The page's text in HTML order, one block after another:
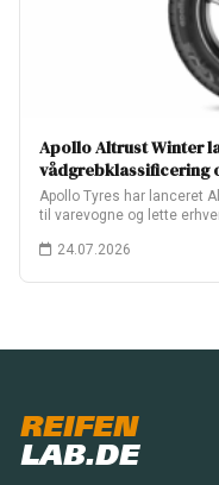
Apollo Altrust Winter
vådgrebklassificering
Apollo Tyres har lanceret
til varevogne og lette
24.07.2026
REIFEN
LAB.DE